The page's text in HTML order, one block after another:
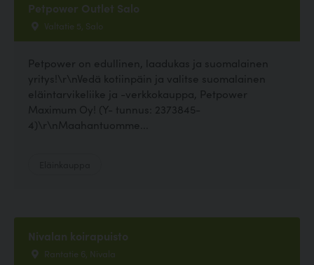
Petpower Outlet Salo
Valtatie 5, Salo
Petpower on edullinen, laadukas ja suomalainen
yritys!\r\nVedä kotiinpäin ja valitse suomalainen
eläintarvikeliike ja -verkkokauppa, Petpower
Maximum Oy! (Y- tunnus: 2373845-
4)\r\nMaahantuomme...
Nivalan koirapuisto
Rantatie 6, Nivala